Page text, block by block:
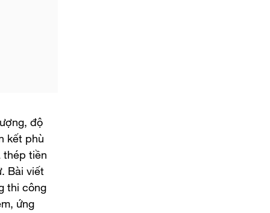
độ
kết phù
tiền
Bài viết
thi công
ứng